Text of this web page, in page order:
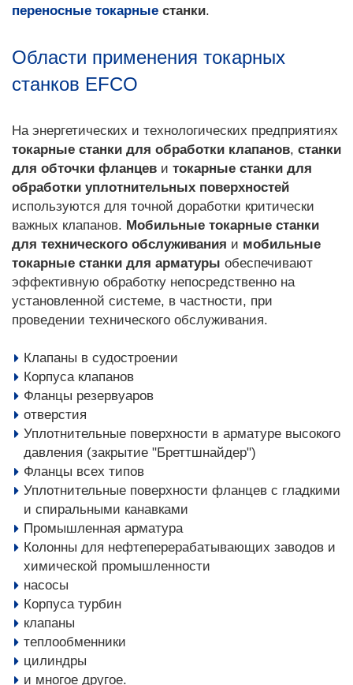
переносные токарные станки.
Области применения токарных
станков EFCO
На энергетических и технологических предприятиях
токарные станки для обработки клапанов, станки
для обточки фланцев и токарные станки для
обработки уплотнительных поверхностей
используются для точной доработки критически
важных клапанов. Мобильные токарные станки
для технического обслуживания и мобильные
токарные станки для арматуры обеспечивают
эффективную обработку непосредственно на
установленной системе, в частности, при
проведении технического обслуживания.
Клапаны в судостроении
Корпуса клапанов
Фланцы резервуаров
отверстия
Уплотнительные поверхности в арматуре высокого
давления (закрытие "Бреттшнайдер")
Фланцы всех типов
Уплотнительные поверхности фланцев с гладкими
и спиральными канавками
Промышленная арматура
Колонны для нефтеперерабатывающих заводов и
химической промышленности
насосы
Корпуса турбин
клапаны
теплообменники
цилиндры
и многое другое.